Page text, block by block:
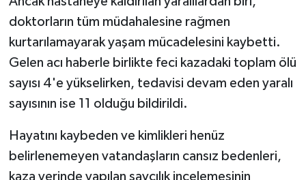
doktorların tüm müdahalesine rağmen
kurtarılamayarak yaşam mücadelesini kaybetti.
Gelen acı haberle birlikte feci kazadaki toplam ölü
sayısı 4'e yükselirken, tedavisi devam eden yaralı
sayısının ise 11 olduğu bildirildi.
Hayatını kaybeden ve kimlikleri henüz
belirlenemeyen vatandaşların cansız bedenleri,
kaza yerinde yapılan savcılık incelemesinin